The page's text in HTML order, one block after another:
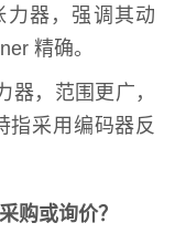
力器，强调其动
精确。
器，范围更广，
指采用编码器反
购或询价？